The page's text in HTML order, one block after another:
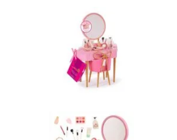
Creatividad y Arte
Figuras de Acción
Gadgets y Electrónicos
Lanzadores